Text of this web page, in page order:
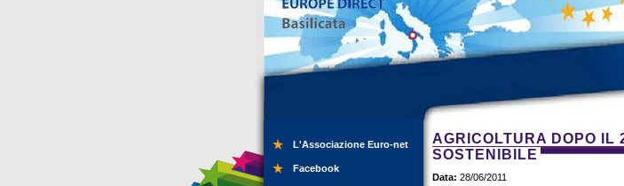
L'Associazione Euro-net
Facebook
AGRICOLTURA DOPO IL
SOSTENIBILE
Data: 28/06/2011